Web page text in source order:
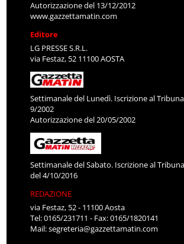
Autorizzazione del 13/12/2012
www.gazzettamatin.com
Editore
LG PRESSE S.R.L.
via Festaz, 52 11100 AOSTA
Settimanale del Lunedì. Iscrizione al
9/2002
Autorizzazione del 20/05/2002
Settimanale del Sabato. Iscrizione al
del 4/10/2016
REDAZIONE
via Festaz, 52 - 11100 Aosta
Tel: 0165/231711 - Fax: 0165/1820141
Mail:segreteria@gazzettamatin.com